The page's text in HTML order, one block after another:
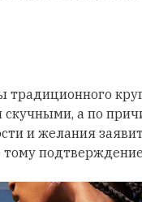
а по
и желания